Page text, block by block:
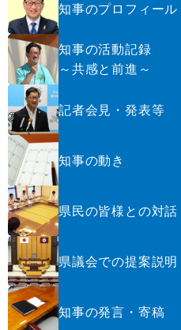
知事のプロフィール
知事の活動記録
～共感と前進～
記者会見・発表等
知事の動き
県民の皆様との対話
県議会での提案説明
知事の発言・寄稿